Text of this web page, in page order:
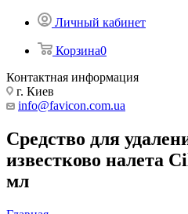
Личный кабинет
Корзина0
Контактная информация
г. Киев
info@favicon.com.ua
Средство для
известково налета
мл